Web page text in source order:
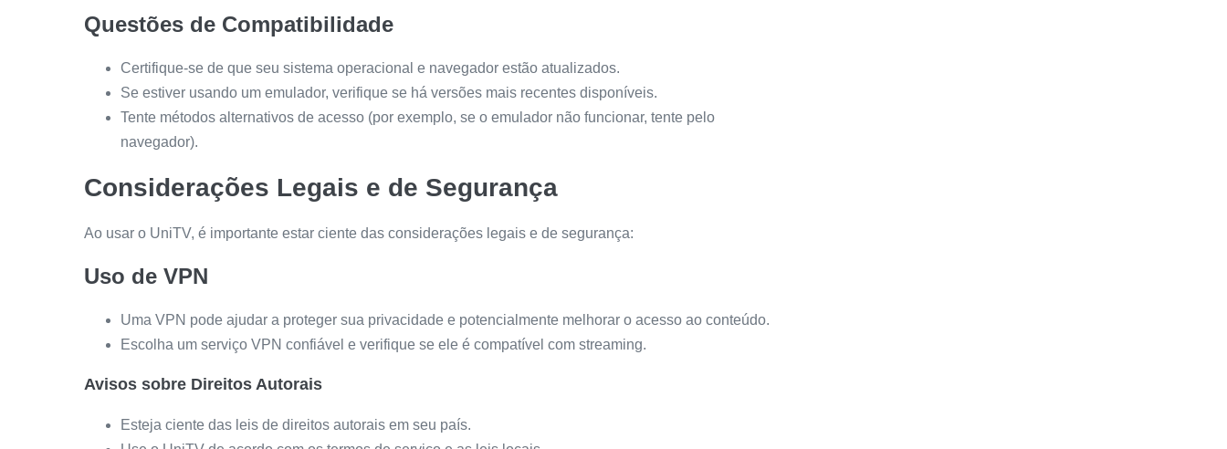
Questões de Compatibilidade
Certifique-se de que seu sistema operacional e navegador estão atualizados.
Se estiver usando um emulador, verifique se há versões mais recentes disponíveis.
Tente métodos alternativos de acesso (por exemplo, se o emulador não funcionar, tente pelo
navegador).
Considerações Legais e de Segurança
Ao usar o UniTV, é importante estar ciente das considerações legais e de segurança:
Uso de VPN
Uma VPN pode ajudar a proteger sua privacidade e potencialmente melhorar o acesso ao conteúdo.
Escolha um serviço VPN confiável e verifique se ele é compatível com streaming.
Avisos sobre Direitos Autorais
Esteja ciente das leis de direitos autorais em seu país.